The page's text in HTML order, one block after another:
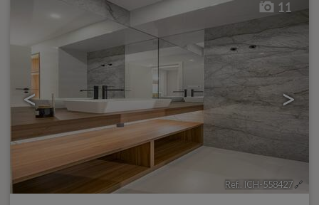
< >
11
Ref.. ICH-558427🔗